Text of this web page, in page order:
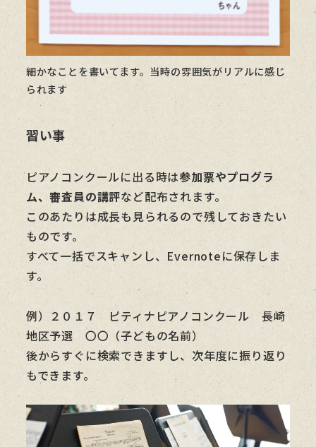
細かなことを書いてます。当時の雰囲気がリアルに感じ
られます
習い事
ピアノコンクールに出る時は参加票やプログラ
ム、審査員の講評など配布されます。
このあたりは成長も見られるので残しておきたい
ものです。
すべて一括でスキャンし、Evernoteに保存しま
す。
例）２０１７ ピティナピアノコンクール 長崎
地区予選 〇〇（子どもの名前）
後からすぐに検索できますし、次年度に振り返り
もできます。